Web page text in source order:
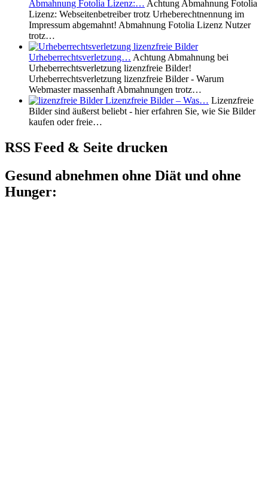
Abmahnung Fotolia Lizenz:… Achtung Abmahnung Fotolia
Lizenz: Webseitenbetreiber trotz Urheberechtnennung im
Impressum abgemahnt! Abmahnung Fotolia Lizenz Nutzer
trotz…
Urheberrechtsverletzung… Achtung Abmahnung bei
Urheberrechtsverletzung lizenzfreie Bilder!
Urheberrechtsverletzung lizenzfreie Bilder - Warum
Webmaster massenhaft Abmahnungen trotz…
Lizenzfreie Bilder – Was… Lizenzfreie
Bilder sind äußerst beliebt - hier erfahren Sie, wie Sie Bilder
kaufen oder freie…
RSS Feed & Seite drucken
Gesund abnehmen ohne Diät und ohne
Hunger: